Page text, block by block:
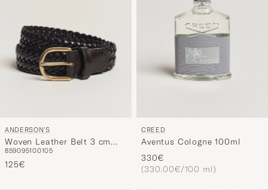
ANDERSON'S
Woven Leather Belt 3 cm
Dark Brown
859095100105
125€
CREED
Aventus Cologne 100ml
330€
(330.00€/100 ml)